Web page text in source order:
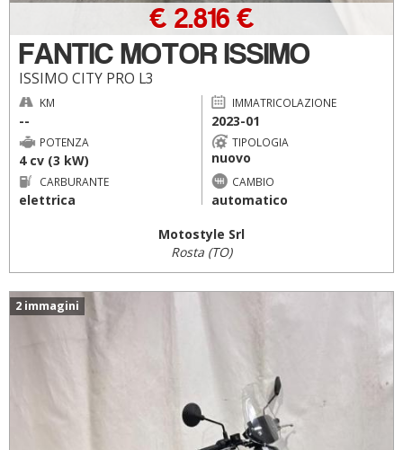
FANTIC MOTOR ISSIMO
ISSIMO CITY PRO L3
€ 2.816 €
KM
--
IMMATRICOLAZIONE
2023-01
POTENZA
4 cv (3 kW)
TIPOLOGIA
nuovo
CARBURANTE
elettrica
CAMBIO
automatico
Motostyle Srl
Rosta (TO)
2 immagini